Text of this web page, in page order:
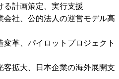
る計画策定、実行支援
会社、公的法人の運営モデル高
変革、パイロットプロジェクト
客拡大、日本企業の海外展開支